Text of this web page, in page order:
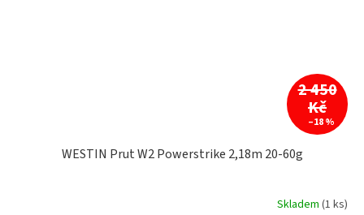
2 450
Kč
–18 %
WESTIN Prut W2 Powerstrike 2,18m 20-60g
Skladem (1 ks)